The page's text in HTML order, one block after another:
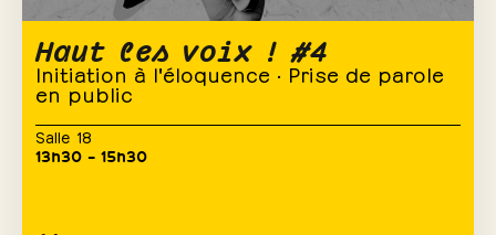
Haut les voix ! #4
Initiation à l'éloquence · Prise de parole
en public
Salle 18
13h30 – 15h30